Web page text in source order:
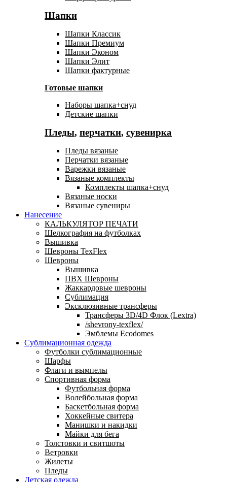
Шапки
Шапки Классик
Шапки Премиум
Шапки Эконом
Шапки Элит
Шапки фактурные
Готовые шапки
Наборы шапка+снуд
Детские шапки
Пледы, перчатки, сувенирка
Пледы вязаные
Перчатки вязаные
Варежки вязаные
Вязаные комплекты
Комплекты шапка+снуд
Вязаные носки
Вязаные сувениры
Нанесение
КАЛЬКУЛЯТОР ПЕЧАТИ
Шелкография на футболках
Вышивка
Шевроны TexFlex
Шевроны
Вышивка
ПВХ Шевроны
Жаккардовые шевроны
Сублимация
Эксклюзивные трансферы
Трансферы 3D/4D Флок (Lextra)
/shevrony-texflex/
Эмблемы Ecodomes
Сублимационная одежда
Футболки сублимационные
Шарфы
Флаги и вымпелы
Спортивная форма
Футбольная форма
Волейбольная форма
Баскетбольная форма
Хоккейные свитера
Манишки и накидки
Майки для бега
Толстовки и свитшоты
Ветровки
Жилеты
Пледы
Детская одежда